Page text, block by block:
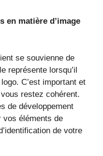
en matière d’image
se souvienne de
représente lorsqu’il
C’est important et
restez cohérent.
de développement
vos éléments de
de votre